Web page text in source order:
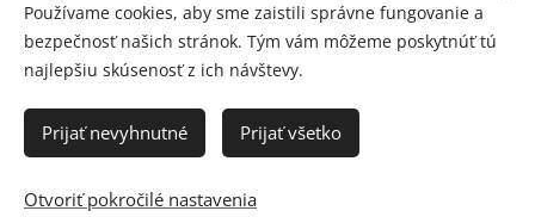
Share
Vytvorené službou
Používame cookies, aby sme zaistili správne fungovanie a
bezpečnosť našich stránok. Tým vám môžeme poskytnúť tú
najlepšiu skúsenosť z ich návštevy.
Prijať nevyhnutné Prijať všetko
Otvoriť pokročilé nastavenia